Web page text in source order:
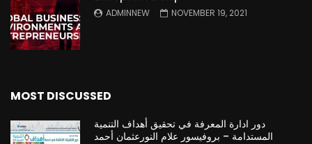
ADMINNEW NOVEMBER 19, 2021
MOST DISCUSSED
دور ادارة المعرفة في تحقيق أهداف التنمية
المستدامة – بروفيسور علام النورعثمان أحمد